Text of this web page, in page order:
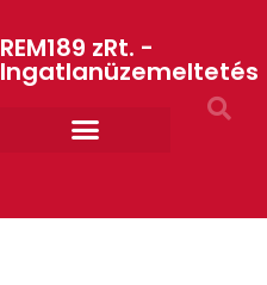
REM189 zRt. -
Ingatlanüzemeltetés